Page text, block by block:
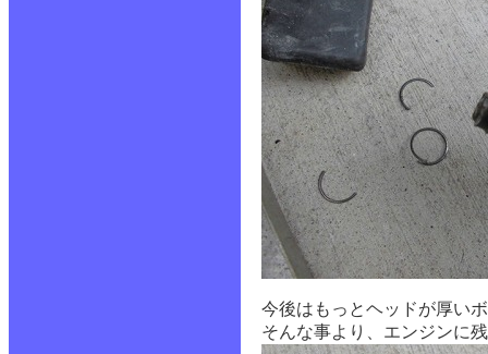
今後はもっとヘッドが厚い
そんな事より、エンジンに